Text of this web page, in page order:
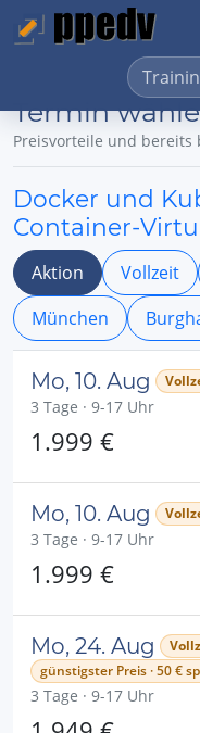
Termin
Preisvorteile und
Docker und
Container-
Aktion Vollzeit
München
Mo, 10. Aug
3 Tage · 9-17 Uhr
1.999 €
Mo, 10. Aug
3 Tage · 9-17 Uhr
1.999 €
Mo, 24. Aug
günstigster Preis · 50 €
3 Tage · 9-17 Uhr